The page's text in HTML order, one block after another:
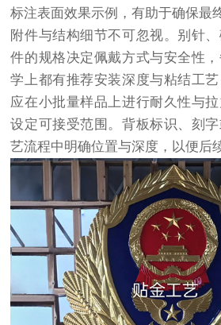
标注表面效果示例，有助于确保最
附件与结构细节不可忽视。别针
件的规格决定佩戴方式与安全性
学上都有推荐安装深度与粘结工
应在小批量样品上进行耐久性与
设定可接受范围。背板标识、刻
艺流程中明确位置与深度，以便后